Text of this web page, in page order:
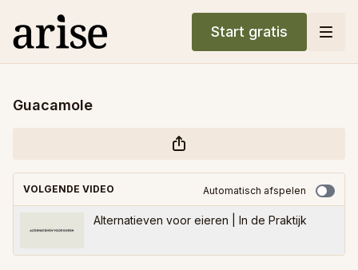
Start gratis
Guacamole
VOLGENDE VIDEO Automatisch afspelen
Alternatieven voor eieren | In de Praktijk